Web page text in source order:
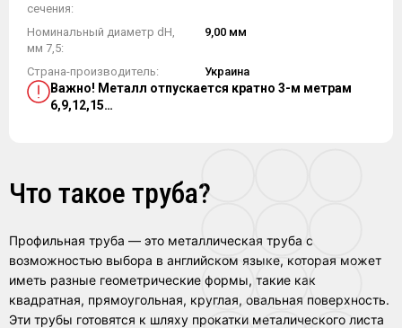
сечения:
Номинальный диаметр dH,
мм 7,5:
9,00 мм
Страна-производитель: Украина
Важно! Металл отпускается кратно 3-м метрам
6,9,12,15…
Что такое труба?
Профильная труба — это металлическая труба с
возможностью выбора в английском языке, которая может
иметь разные геометрические формы, такие как
квадратная, прямоугольная, круглая, овальная поверхность.
Эти трубы готовятся к шляху прокатки металического листа